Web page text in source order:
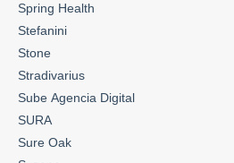
Spring Health
Stefanini
Stone
Stradivarius
Sube Agencia Digital
SURA
Sure Oak